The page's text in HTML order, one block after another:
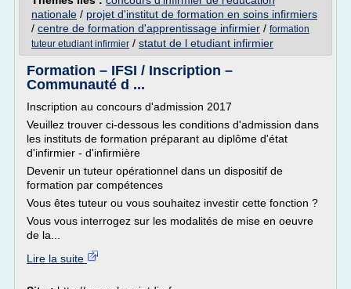
nationale / projet d'institut de formation en soins infirmiers
/ centre de formation d'apprentissage infirmier / formation
tuteur etudiant infirmier / statut de l etudiant infirmier
Formation – IFSI / Inscription –
Communauté d ...
Inscription au concours d'admission 2017
Veuillez trouver ci-dessous les conditions d'admission dans
les instituts de formation préparant au diplôme d'état
d'infirmier - d'infirmière
Devenir un tuteur opérationnel dans un dispositif de
formation par compétences
Vous êtes tuteur ou vous souhaitez investir cette fonction ?
Vous vous interrogez sur les modalités de mise en oeuvre
de la...
Lire la suite